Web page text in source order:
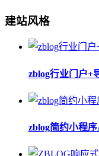
建站风格
zblog行业门户+
zblog简约小程